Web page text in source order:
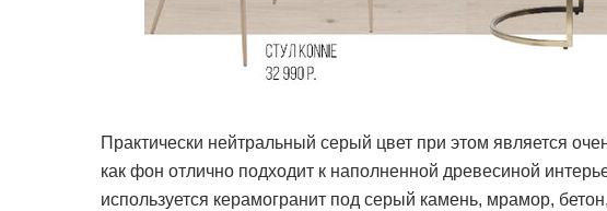
Практически нейтральный серый цвет при этом является
как фон отлично подходит к наполненной древесиной
используется керамогранит под серый камень, мрамор,